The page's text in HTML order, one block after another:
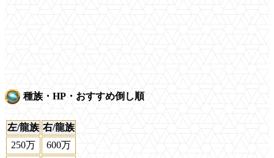
種族・HP・おすすめ倒し順
左/龍族 右/龍族
250万
600万